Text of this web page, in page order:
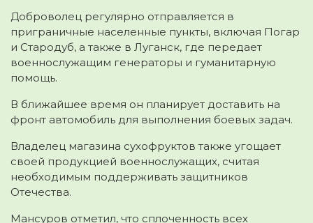
Доброволец регулярно отправляется в
приграничные населенные пункты, включая Погар
и Стародуб, а также в Луганск, где передает
военнослужащим генераторы и гуманитарную
помощь.
В ближайшее время он планирует доставить на
фронт автомобиль для выполнения боевых задач.
Владелец магазина сухофруктов также угощает
своей продукцией военнослужащих, считая
необходимым поддерживать защитников
Отечества.
Мансуров отметил, что сплоченность всех